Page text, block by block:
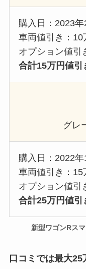
購入日：2023年
車両値引き：10
オプション値引
合計15万円値引
グレ
購入日：2022年
車両値引き：15
オプション値引
合計25万円値引
新型ワゴンRス
口コミでは最大25